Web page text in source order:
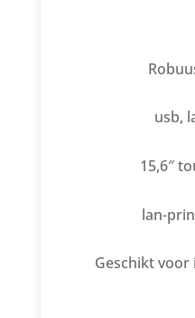
usb,
15,6″
lan-
Geschikt